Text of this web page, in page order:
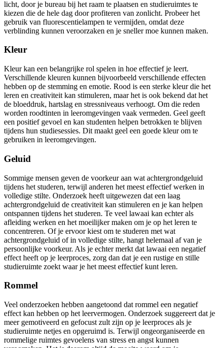
licht, door je bureau bij het raam te plaatsen en studieruimtes te
kiezen die de hele dag door profiteren van zonlicht. Probeer het
gebruik van fluorescentielampen te vermijden, omdat deze
verblinding kunnen veroorzaken en je sneller moe kunnen maken.
Kleur
Kleur kan een belangrijke rol spelen in hoe effectief je leert.
Verschillende kleuren kunnen bijvoorbeeld verschillende effecten
hebben op de stemming en emotie. Rood is een sterke kleur die het
leren en creativiteit kan stimuleren, maar het is ook bekend dat het
de bloeddruk, hartslag en stressniveaus verhoogt. Om die reden
worden roodtinten in leeromgevingen vaak vermeden. Geel geeft
een positief gevoel en kan studenten helpen betrokken te blijven
tijdens hun studiesessies. Dit maakt geel een goede kleur om te
gebruiken in leeromgevingen.
Geluid
Sommige mensen geven de voorkeur aan wat achtergrondgeluid
tijdens het studeren, terwijl anderen het meest effectief werken in
volledige stilte. Onderzoek heeft uitgewezen dat een laag
achtergrondgeluid de creativiteit kan stimuleren en je kan helpen
ontspannen tijdens het studeren. Te veel lawaai kan echter als
afleiding werken en het moeilijker maken om je op het leren te
concentreren. Of je ervoor kiest om te studeren met wat
achtergrondgeluid of in volledige stilte, hangt helemaal af van je
persoonlijke voorkeur. Als je echter merkt dat lawaai een negatief
effect heeft op je leerproces, zorg dan dat je een rustige en stille
studieruimte zoekt waar je het meest effectief kunt leren.
Rommel
Veel onderzoeken hebben aangetoond dat rommel een negatief
effect kan hebben op het leervermogen. Onderzoek suggereert dat je
meer gemotiveerd en gefocust zult zijn op je leerproces als je
studieruimte netjes en opgeruimd is. Terwijl ongeorganiseerde en
rommelige ruimtes gevoelens van stress en angst kunnen